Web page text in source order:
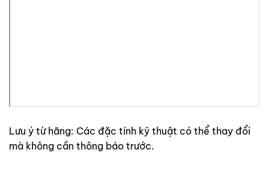
Lưu ý từ hãng: Các đặc tính kỹ thuật có thể thay đổi
mà không cần thông báo trước.